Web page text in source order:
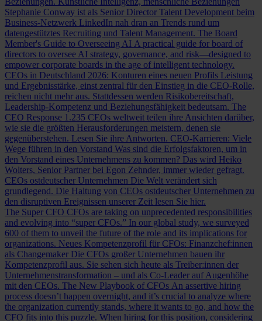
Stephanie Conway ist als Senior Director Talent Development beim
Business-Netzwerk LinkedIn nah dran an Trends rund um
datengestütztes Recruiting und Talent Management. The Board
Member's Guide to Overseeing AI A practical guide for board of
directors to oversee AI strategy, governance, and risk—designed to
empower corporate boards in the age of intelligent technology.
CEOs in Deutschland 2026: Konturen eines neuen Profils Leistung
und Ergebnisstärke, einst zentral für den Einstieg in die CEO-Rolle,
reichen nicht mehr aus. Stattdessen werden Risikobereitschaft,
Leadership-Kompetenz und Beziehungsfähigkeit bedeutsam. The
CEO Response 1.235 CEOs weltweit teilen ihre Ansichten darüber,
wie sie die größten Herausforderungen meistern, denen sie
gegenüberstehen. Lesen Sie ihre Antworten. CEO-Karrieren: Viele
Wege führen in den Vorstand Was sind die Erfolgsfaktoren, um in
den Vorstand eines Unternehmens zu kommen? Das wird Heiko
Wolters, Senior Partner bei Egon Zehnder, immer wieder gefragt.
CEOs ostdeutscher Unternehmen Die Welt verändert sich
grundlegend. Die Haltung von CEOs ostdeutscher Unternehmen zu
den disruptiven Ereignissen unserer Zeit lesen Sie hier.
The Super CFO CFOs are taking on unprecedented responsibilities
and evolving into “super CFOs.” In our global study, we surveyed
600 of them to unveil the future of the role and its implications for
organizations. Neues Kompetenzprofil für CFOs: Finanzchef:innen
als Changemaker Die CFOs großer Unternehmen bauen ihr
Kompetenzprofil aus. Sie sehen sich heute als Treiber:innen der
Unternehmenstransformation – und als Co-Leader auf Augenhöhe
mit den CEOs. The New Playbook of CFOs An assertive hiring
process doesn’t happen overnight, and it’s crucial to analyze where
the organization currently stands, where it wants to go, and how the
CFO fits into this puzzle. When hiring for this position, considering